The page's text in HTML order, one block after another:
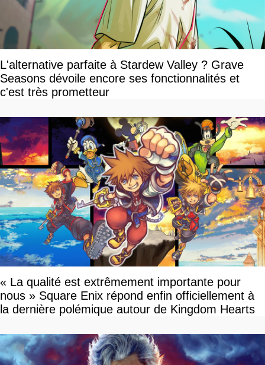
L'alternative parfaite à Stardew Valley ? Grave
Seasons dévoile encore ses fonctionnalités et
c'est très prometteur
« La qualité est extrêmement importante pour
nous » Square Enix répond enfin officiellement à
la dernière polémique autour de Kingdom Hearts